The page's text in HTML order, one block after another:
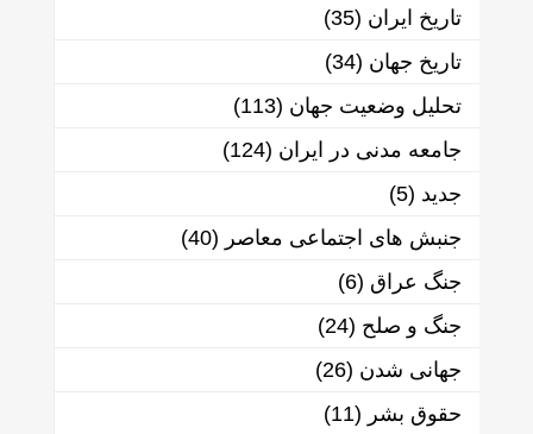
تاریخ ایران (35)
تاریخ جهان (34)
تحلیل وضعیت جهان (113)
جامعه مدنی در ایران (124)
جدید (5)
جنبش های اجتماعی معاصر (40)
جنگ عراق (6)
جنگ و صلح (24)
جهانی شدن (26)
حقوق بشر (11)